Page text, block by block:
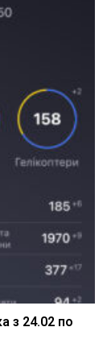
з 24.02 по